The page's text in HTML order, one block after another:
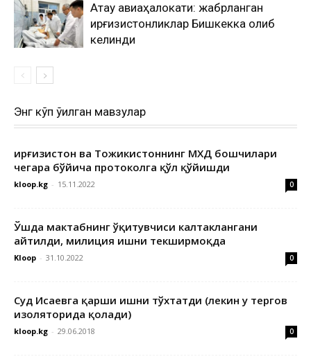
Ақтау авиаҳалокати: жабрланган
қирғизистонликлар Бишкекка олиб
келинди
Энг кўп ўқилган мавзулар
Қирғизистон ва Тожикистоннинг МХДҚ бошчилари
чегара бўйича протоколга қўл қўйишди
kloop.kg - 15.11.2022 0
Ўшда мактабнинг ўқитувчиси калтаклангани
айтилди, милиция ишни текширмоқда
Kloop - 31.10.2022 0
Суд Исаевга қарши ишни тўхтатди (лекин у тергов
изоляторида қолади)
kloop.kg - 29.06.2018 0